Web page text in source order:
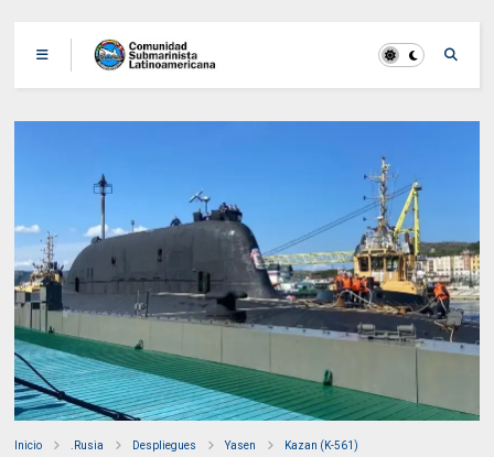
Inicio .Rusia Despliegues Yasen Kazan (K-561)